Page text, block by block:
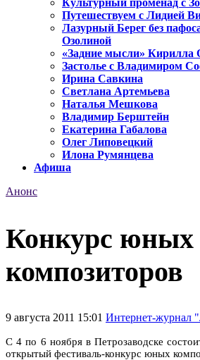
Культурный променад с
Путешествуем с Лидией
Лазурный Берег без
Озолиной
«Задние мысли»
Застолье с Владимиром
Ирина Савкина
Светлана Артемьева
Наталья Мешкова
Владимир Берштейн
Екатерина Габалова
Олег Липовецкий
Илона Румянцева
Афиша
Анонс
Конкурс юных
композиторов
9 августа 2011 15:01 Интернет-журнал
С 4 по 6 ноября в Петрозаводске
открытый фестиваль-конкурс юных